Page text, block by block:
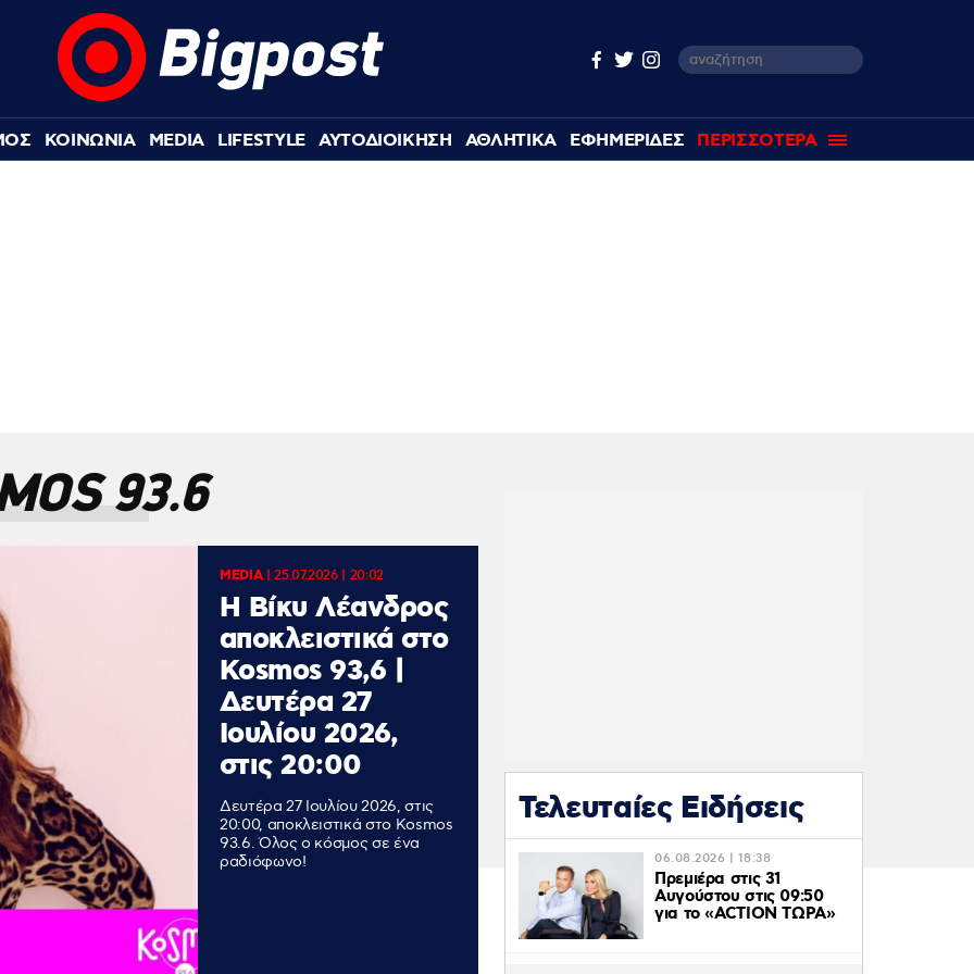
ΚΟΙΝΩΝΙΑ MEDIA LIFESTYLE ΑΥΤΟΔΙΟΙΚΗΣΗ ΑΘΛΗΤΙΚΑ ΕΦΗΜΕΡΙΔΕΣ ΠΕΡΙΣΣΟΤΕΡΑ
93.6
MEDIA|25.07.2026 | 20:02
Η Βίκυ Λέανδρος
αποκλειστικά στο
Kosmos 93,6 |
Δευτέρα 27
Ιουλίου 2026,
στις 20:00
Δευτέρα 27 Ιουλίου 2026, στις
20:00, αποκλειστικά στο Kosmos
93.6. Όλος ο κόσμος σε ένα
ραδιόφωνο!
Τελευταίες Ειδήσεις
06.08.2026 | 18:38
Πρεμιέρα στις 31
Αυγούστου στις 09:50
για το «ACTION ΤΩΡΑ»